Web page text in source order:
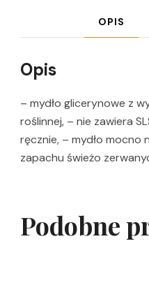
OPIS
Opis
– mydło glicerynowe z
roślinnej, – nie zawiera
ręcznie, – mydło mocno
zapachu świeżo
Podobne